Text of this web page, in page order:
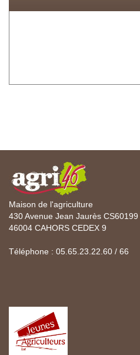
Maison de l'agriculture
430 Avenue Jean Jaurès CS60199
46004 CAHORS CEDEX 9
Téléphone : 05.65.23.22.60 / 66